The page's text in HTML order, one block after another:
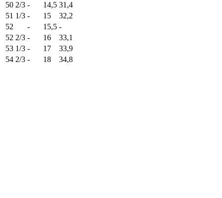
50 2/3 - 14,5 31,4
51 1/3 - 15
32,2
52
- 15,5 -
52 2/3 - 16
33,1
53 1/3 - 17
33,9
54 2/3 - 18 34,8